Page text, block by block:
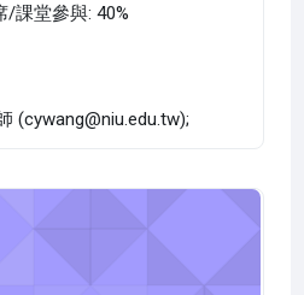
/課堂參與: 40%
(cywang@niu.edu.tw);